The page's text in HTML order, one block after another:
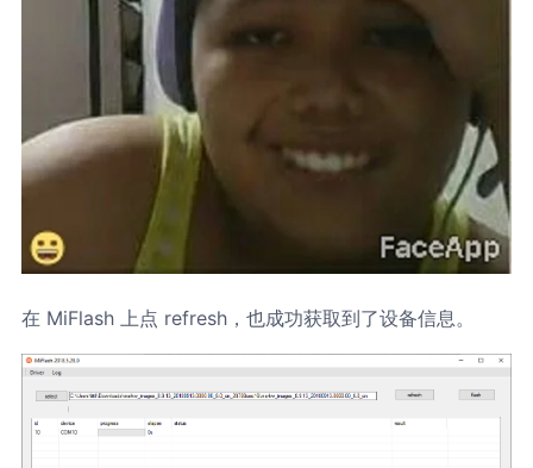
在 MiFlash 上点 refresh，也成功获取到了设备信息。